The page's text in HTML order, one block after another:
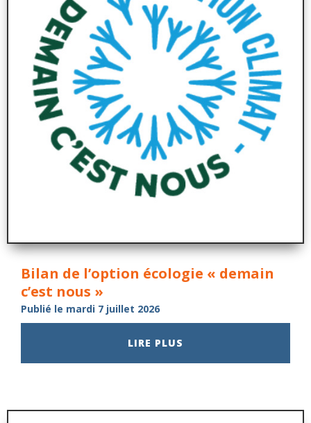
Bilan de l’option écologie « demain
c’est nous »
Publié le mardi 7 juillet 2026
LIRE PLUS